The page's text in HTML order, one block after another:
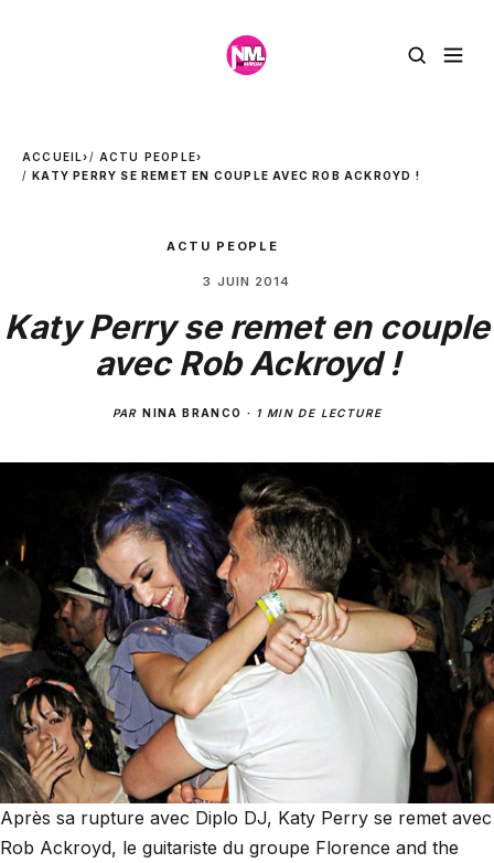
ACCUEIL› ACTU PEOPLE›
KATY PERRY SE REMET EN COUPLE AVEC ROB ACKROYD !
ACTU PEOPLE
3 JUIN 2014
Katy Perry se remet en couple
avec Rob Ackroyd !
PARNINA BRANCO · 1 MIN DE LECTURE
Après sa rupture avec Diplo DJ, Katy Perry se remet avec
Rob Ackroyd, le guitariste du groupe Florence and the